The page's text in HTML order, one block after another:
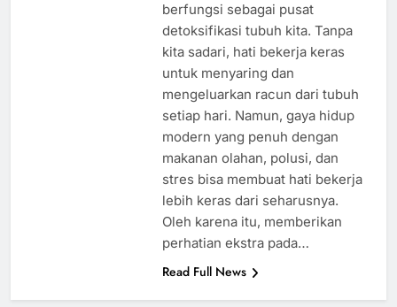
berfungsi sebagai pusat
detoksifikasi tubuh kita. Tanpa
kita sadari, hati bekerja keras
untuk menyaring dan
mengeluarkan racun dari tubuh
setiap hari. Namun, gaya hidup
modern yang penuh dengan
makanan olahan, polusi, dan
stres bisa membuat hati bekerja
lebih keras dari seharusnya.
Oleh karena itu, memberikan
perhatian ekstra pada…
Read Full News